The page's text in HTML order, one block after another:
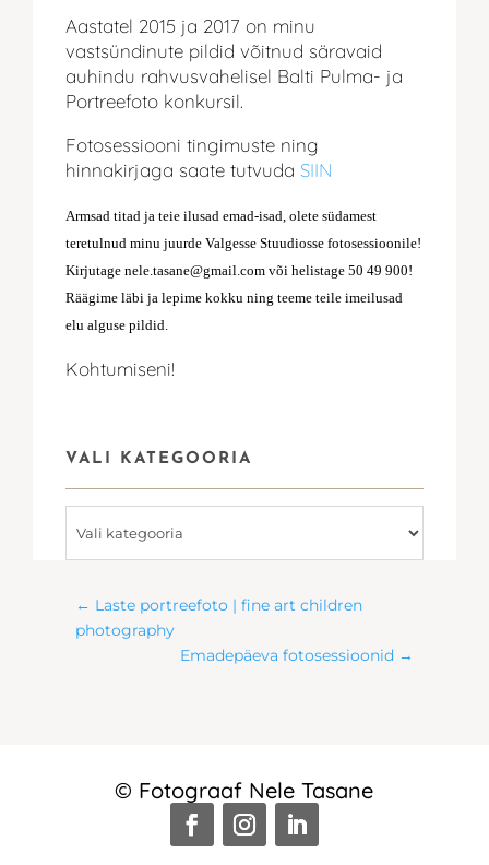
Aastatel 2015 ja 2017 on minu
vastsündinute pildid võitnud säravaid
auhindu rahvusvahelisel Balti Pulma- ja
Portreefoto konkursil.
Fotosessiooni tingimuste ning
hinnakirjaga saate tutvuda SIIN
Armsad titad ja teie ilusad emad-isad, olete südamest
teretulnud minu juurde Valgesse Stuudiosse fotosessioonile!
Kirjutage nele.tasane@gmail.com või helistage 50 49 900!
Räägime läbi ja lepime kokku ning teeme teile imeilusad
elu alguse pildid.
Kohtumiseni!
VALI KATEGOORIA
kategooria
← Laste portreefoto | fine art children
photography
Emadepäeva fotosessioonid →
© Fotograaf Nele Tasane